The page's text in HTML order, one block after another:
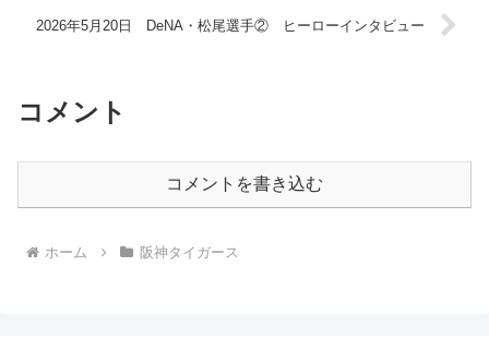
2026年5月20日 DeNA・松尾選手② ヒーローインタビュー
コメント
コメントを書き込む
ホーム 阪神タイガース